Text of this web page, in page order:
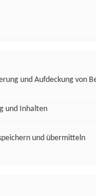
wirtschaftlichen
als digitalen
die in
sich in unserer
Bereitstellung unserer
und
ähnliche Online-
generierte
zusammen mit
unterstützte
oder von dort
wenn es
für einen oder
und Aufdeckung von
und Inhalten
und übermitteln